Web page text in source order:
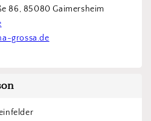
86, 85080 Gaimersheim
grossa.de